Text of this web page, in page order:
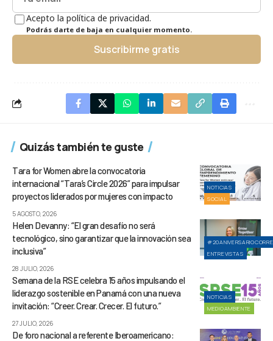
Acepto la política de privacidad.
Podrás darte de baja en cualquier momento.
Suscribirme gratis
Quizás también te guste
NOTICIAS
SOCIAL
Tara for Women abre la convocatoria
internacional “Tara’s Circle 2026” para impulsar
proyectos liderados por mujeres con impacto
5 AGOSTO, 2026
ENTREVISTAS
Helen Devanny: “El gran desafío no será
tecnológico, sino garantizar que la innovación sea
inclusiva”
28 JULIO, 2026
NOTICIAS
MEDIOAMBIENTE
Semana de la RSE celebra 15 años impulsando el
liderazgo sostenible en Panamá con una nueva
invitación: “Creer. Crear. Crecer. El futuro.”
27 JULIO, 2026
De foro nacional a referente Iberoamericano: